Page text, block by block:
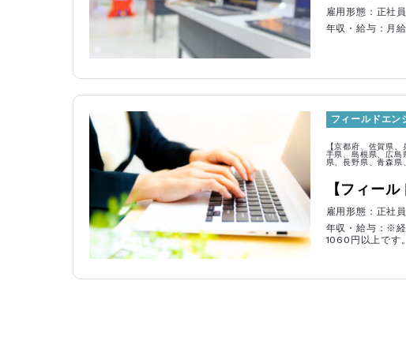
滋賀県 京都府
島根県
熊本県 大分県
職種から探す
サーバー管理者
経理事務
営業
WEBデザイナー・グラフィックデザイナー
IOTエンジニア
雇用形態：正社員
年収・給与：月
フィールドエン
【京都府、佐賀県
手県、島根県、広島
県、長野県、青森県
【フィー
雇用形態：正社員
年収・給与：※
1060円以上です